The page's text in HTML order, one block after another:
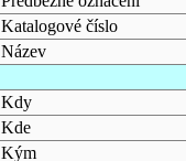
Katalogové číslo
Název
Kdy
Kde
Kým